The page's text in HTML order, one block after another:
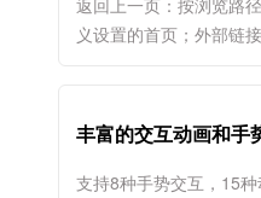
义设置的首页；外部链
丰富的交互动画和手
支持8种手势交互，15